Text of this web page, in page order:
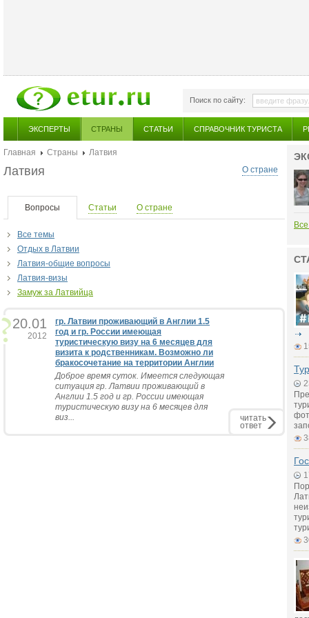
Поиск по сайту:
ЭКСПЕРТЫ СТРАНЫ СТАТЬИ СПРАВОЧНИК ТУРИСТА
Главная Страны
Латвия
О стране
Латвия
Вопросы Статьи О стране
Все темы
Отдых в Латвии
Латвия-общие вопросы
Латвия-визы
Замуж за Латвийца
20.01
2012
гр. Латвии проживающий в Англии 1.5
год и гр. России имеющая
туристическую визу на 6 месяцев для
визита к родственникам. Возможно ли
бракосочетание на территории Англии
Доброе время суток. Имеется следующая
ситуация гр. Латвии проживающий в
Англии 1.5 год и гр. России имеющая
туристическую визу на 6 месяцев для
виз...
читать
ответ